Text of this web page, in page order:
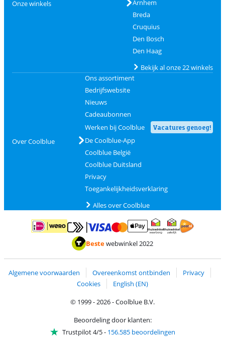
Onze winkels
Arnhem
Breda
Cruquius
Den Bosch
Den Haag
Bekijk al onze 22 winkels
Over Coolblue
Ons assortiment
Bedrijfswebsite
Nieuws
Cadeaubonnen
Werken bij Coolblue
Vacatures genoeg!
De Coolblue-App
Coolblue België
Coolblue Duitsland
Privacy
Toegankelijkheidsverklaring
Alles over Coolblue
Betalen met iDEAL | WeroBetalen met MasterCard en Visa via ClickToPay
Betalen met ApplePay
Thuiswinkel waarborg
Bestewebwinkel 2022
Algemene voorwaarden Overeenkomst ontbinden
Privacy
Cookies
English (EN)
© 1999 - 2026 - Coolblue B.V.
Beoordeling door klanten:
Trustpilot 4/5- 156.585 beoordelingen